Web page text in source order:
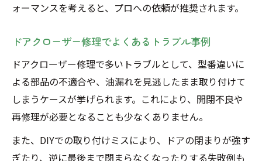
ォーマンスを考えると、プロへの依頼が推奨されます。
ドアクローザー修理でよくあるトラブル事例
ドアクローザー修理で多いトラブルとして、型番違いに
よる部品の不適合や、油漏れを見逃したまま取り付けて
しまうケースが挙げられます。これにより、開閉不良や
再修理が必要となることも少なくありません。
また、DIYでの取り付けミスにより、ドアの閉まりが強す
ぎたり、逆に最後まで閉まらなくなったりする失敗例も